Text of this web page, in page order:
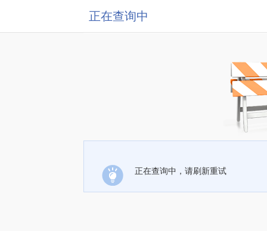
正在查询中
正在查询中，请刷新重试